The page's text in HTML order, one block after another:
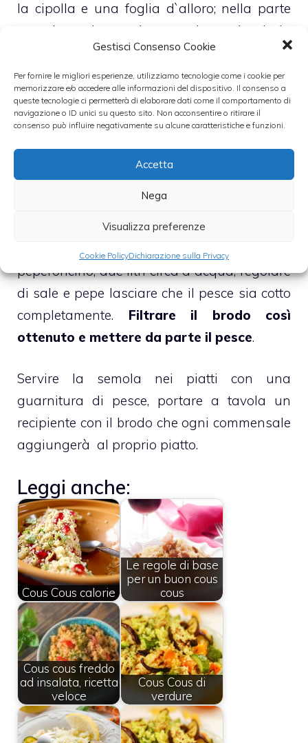
Gestisci Consenso Cookie
Per fornire le migliori esperienze, utilizziamo tecnologie come i cookie per
memorizzare e/o accedere alle informazioni del dispositivo. Il consenso a
queste tecnologie ci permetterà di elaborare dati come il comportamento di
navigazione o ID unici su questo sito. Non acconsentire o ritirare il
consenso può influire negativamente su alcune caratteristiche e funzioni.
Accetta
Nega
Visualizza preferenze
Cookie PolicyDichiarazione sulla Privacy
la cipolla e una foglia d`alloro; nella parte
superiore riporre la semola e lasciarla
cuocere per circa 30 minuti.
Preparazione del brodo/zuppa di pesce
olio, un trito di cipolla, aglio e prezzemolo,
e una foglia di alloro. Lasciare soffriggere
delicatamente, unirvi il pomodoro e
spezzettarlo. Unire il pesce, precedentemente
ripulito e squamato, aggiungere il
peperoncino, due litri circa d`acqua, regolare
di sale e pepe lasciare che il pesce sia cotto
completamente. Filtrare il brodo così
ottenuto e mettere da parte il pesce.
Servire la semola nei piatti con una
guarnitura di pesce, portare a tavola un
recipiente con il brodo che ogni commensale
aggiungerà al proprio piatto.
Leggi anche:
Cous Cous calorie
Le regole di base
per un buon cous
cous
Cous cous freddo
ad insalata, ricetta
veloce
Cous Cous di
verdure